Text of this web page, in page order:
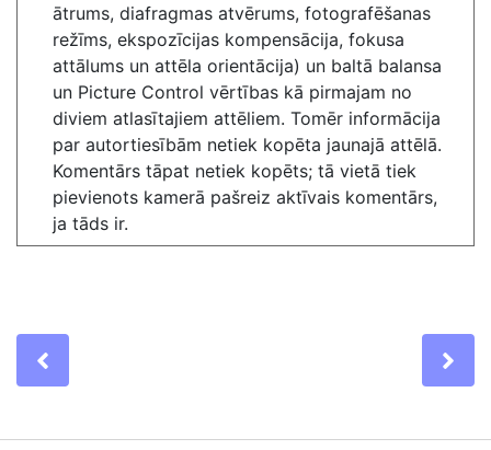
ātrums, diafragmas atvērums, fotografēšanas
režīms, ekspozīcijas kompensācija, fokusa
attālums un attēla orientācija) un baltā balansa
un Picture Control vērtības kā pirmajam no
diviem atlasītajiem attēliem. Tomēr informācija
par autortiesībām netiek kopēta jaunajā attēlā.
Komentārs tāpat netiek kopēts; tā vietā tiek
pievienots kamerā pašreiz aktīvais komentārs,
ja tāds ir.